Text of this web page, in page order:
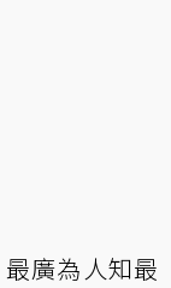
廣為人知最